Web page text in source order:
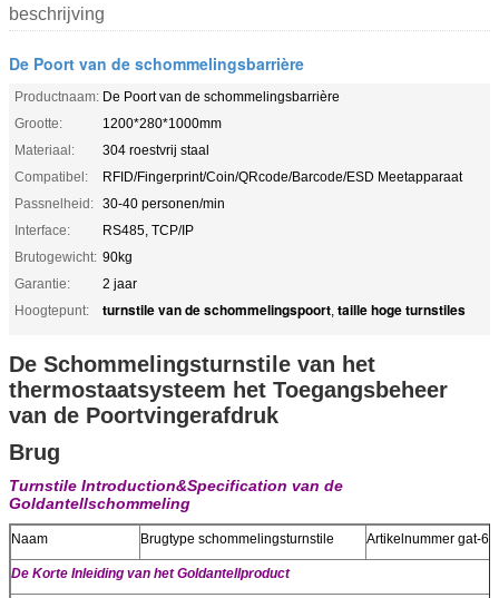
beschrijving
De Poort van de schommelingsbarrière
Productnaam: De Poort van de schommelingsbarrière
Grootte:
1200*280*1000mm
Materiaal:
304 roestvrij staal
Compatibel:
RFID/Fingerprint/Coin/QRcode/Barcode/ESD Meetapparaat
Passnelheid: 30-40 personen/min
Interface:
RS485, TCP/IP
Brutogewicht: 90kg
Garantie:
2 jaar
Hoogtepunt:
turnstile van de schommelingspoort, taille hoge turnstiles
De Schommelingsturnstile van het
thermostaatsysteem het Toegangsbeheer
van de Poortvingerafdruk
Brug
Turnstile Introduction&Specification van de
Goldantellschommeling
Naam Brugtype schommelingsturnstile Artikelnummer gat-
De Korte Inleiding van het Goldantellproduct